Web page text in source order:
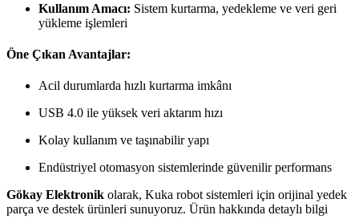
Kullanım Amacı: Sistem kurtarma, yedekleme ve veri geri
yükleme işlemleri
Öne Çıkan Avantajlar:
Acil durumlarda hızlı kurtarma imkânı
USB 4.0 ile yüksek veri aktarım hızı
Kolay kullanım ve taşınabilir yapı
Endüstriyel otomasyon sistemlerinde güvenilir performans
Gökay Elektronik olarak, Kuka robot sistemleri için orijinal yedek
parça ve destek ürünleri sunuyoruz. Ürün hakkında detaylı bilgi